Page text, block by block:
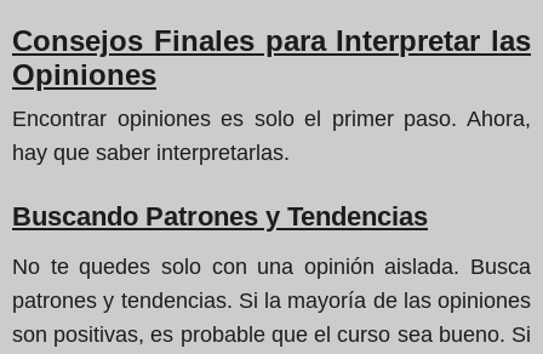
Consejos Finales para Interpretar las
Opiniones
Encontrar opiniones es solo el primer paso. Ahora,
hay que saber interpretarlas.
Buscando Patrones y Tendencias
No te quedes solo con una opinión aislada. Busca
patrones y tendencias. Si la mayoría de las opiniones
son positivas, es probable que el curso sea bueno. Si